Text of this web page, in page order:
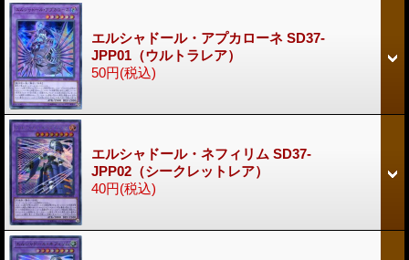
エルシャドール・アプカローネ SD37-
JPP01（ウルトラレア）
50円(税込)
エルシャドール・ネフィリム SD37-
JPP02（シークレットレア）
40円(税込)